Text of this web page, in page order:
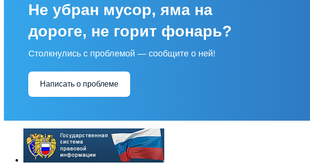
Не убран мусор, яма на
дороге, не горит фонарь?
Столкнулись с проблемой — сообщите о ней!
Написать о проблеме